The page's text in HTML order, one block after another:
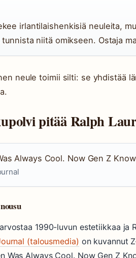
irlantilaishenkisiä neuleita,
niitä omikseen. Ostaja
neule toimii silti: se yhdistää
pitää Ralph
Always Cool. Now Gen Z
1990-luvun estetiikkaa ja
(talousmedia) on kuvannut
Was Always Cool. Now Gen Z